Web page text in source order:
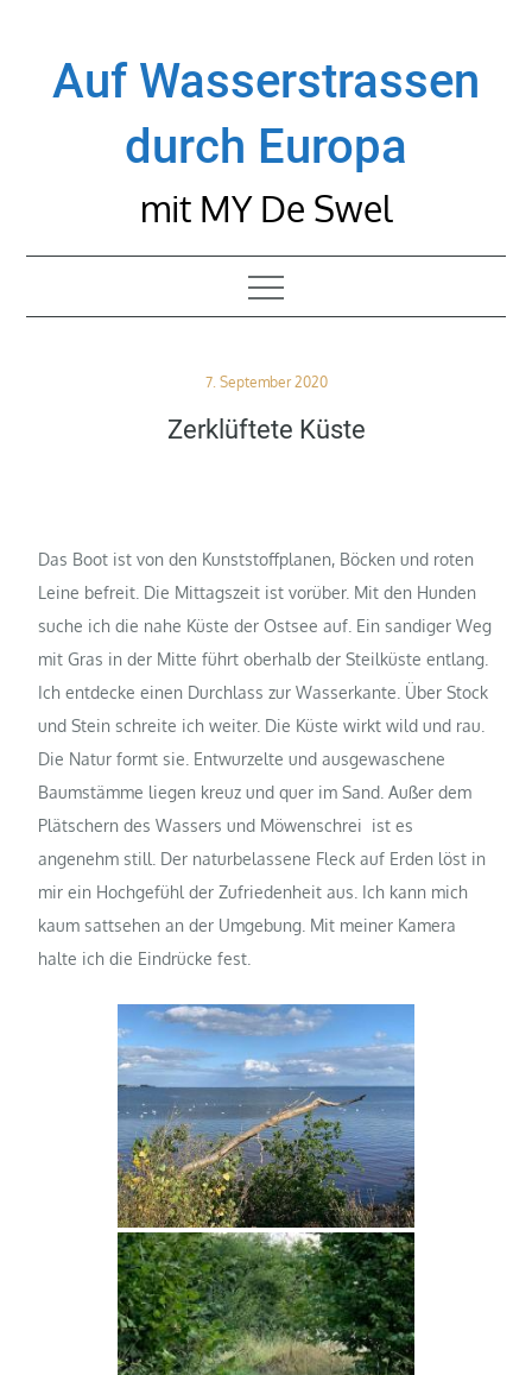
contentAuf Wasserstrassen
durch Europa
mit MY De Swel
Posted
7. September 2020
Zerklüftete Küste
Das Boot ist von den Kunststoffplanen, Böcken und roten
Leine befreit. Die Mittagszeit ist vorüber. Mit den Hunden
suche ich die nahe Küste der Ostsee auf. Ein sandiger Weg
mit Gras in der Mitte führt oberhalb der Steilküste entlang.
Ich entdecke einen Durchlass zur Wasserkante. Über Stock
und Stein schreite ich weiter. Die Küste wirkt wild und rau.
Die Natur formt sie. Entwurzelte und ausgewaschene
Baumstämme liegen kreuz und quer im Sand. Außer dem
Plätschern des Wassers und Möwenschrei ist es
angenehm still. Der naturbelassene Fleck auf Erden löst in
mir ein Hochgefühl der Zufriedenheit aus. Ich kann mich
kaum sattsehen an der Umgebung. Mit meiner Kamera
halte ich die Eindrücke fest.